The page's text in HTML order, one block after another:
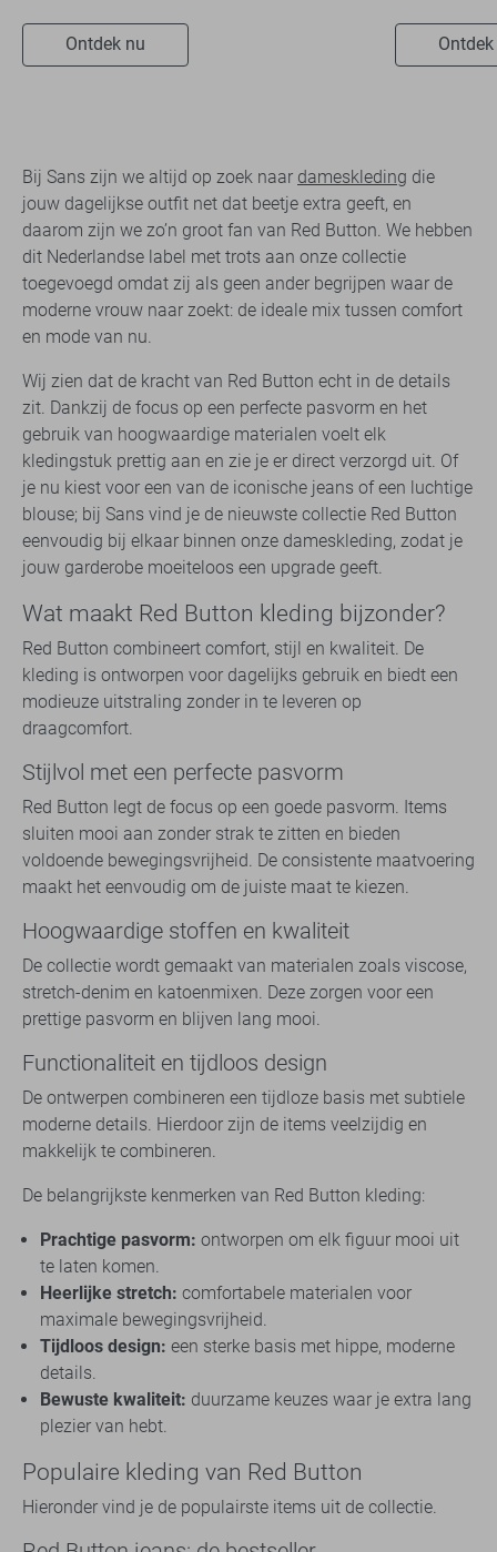
Ontdek nu
Bij Sans zijn we altijd op zoek naar dameskleding die
jouw dagelijkse outfit net dat beetje extra geeft, en
daarom zijn we zo’n groot fan van Red Button. We hebben
dit Nederlandse label met trots aan onze collectie
toegevoegd omdat zij als geen ander begrijpen waar de
moderne vrouw naar zoekt: de ideale mix tussen comfort
en mode van nu.
Wij zien dat de kracht van Red Button echt in de details
zit. Dankzij de focus op een perfecte pasvorm en het
gebruik van hoogwaardige materialen voelt elk
kledingstuk prettig aan en zie je er direct verzorgd uit. Of
je nu kiest voor een van de iconische jeans of een luchtige
blouse; bij Sans vind je de nieuwste collectie Red Button
eenvoudig bij elkaar binnen onze dameskleding, zodat je
jouw garderobe moeiteloos een upgrade geeft.
Wat maakt Red Button kleding bijzonder?
Red Button combineert comfort, stijl en kwaliteit. De
kleding is ontworpen voor dagelijks gebruik en biedt een
modieuze uitstraling zonder in te leveren op
draagcomfort.
Stijlvol met een perfecte pasvorm
Red Button legt de focus op een goede pasvorm. Items
sluiten mooi aan zonder strak te zitten en bieden
voldoende bewegingsvrijheid. De consistente maatvoering
maakt het eenvoudig om de juiste maat te kiezen.
Hoogwaardige stoffen en kwaliteit
De collectie wordt gemaakt van materialen zoals viscose,
stretch-denim en katoenmixen. Deze zorgen voor een
prettige pasvorm en blijven lang mooi.
Functionaliteit en tijdloos design
De ontwerpen combineren een tijdloze basis met subtiele
moderne details. Hierdoor zijn de items veelzijdig en
makkelijk te combineren.
De belangrijkste kenmerken van Red Button kleding:
Prachtige pasvorm: ontworpen om elk figuur mooi uit
te laten komen.
Heerlijke stretch: comfortabele materialen voor
maximale bewegingsvrijheid.
Tijdloos design: een sterke basis met hippe, moderne
details.
Bewuste kwaliteit: duurzame keuzes waar je extra lang
plezier van hebt.
Populaire kleding van Red Button
Hieronder vind je de populairste items uit de collectie.